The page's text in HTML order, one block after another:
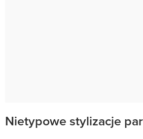
Nietypowe stylizacje